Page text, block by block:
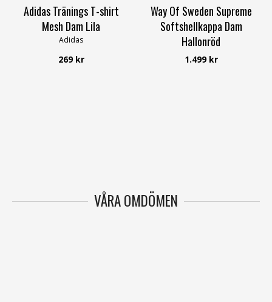
Adidas Tränings T-shirt
Mesh Dam Lila
Adidas
269 kr
Way Of Sweden Supreme
Softshellkappa Dam
Hallonröd
Way of Sweden
1.499 kr
VÅRA OMDÖMEN